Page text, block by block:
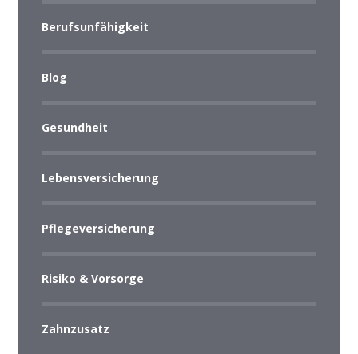
Berufsunfähigkeit
Blog
Gesundheit
Lebensversicherung
Pflegeversicherung
Risiko & Vorsorge
Zahnzusatz